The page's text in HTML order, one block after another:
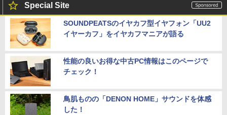
Special Site
SOUNDPEATSのイヤカフ型イヤフォン「UU2
イヤーカフ」をイヤカフマニアが語る
性能の良いお得な中古PC情報はこのページで
チェック！
鳥肌ものの「DENON HOME」サウンドを体感
した！